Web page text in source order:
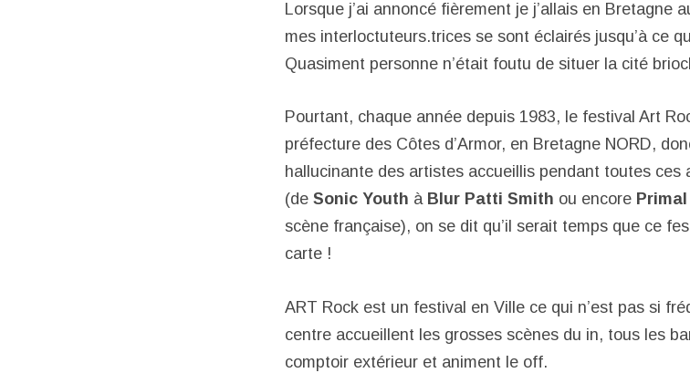
Lorsque j’ai annoncé fièrement je j’allais en Bretagne
mes interloctuteurs.trices se sont éclairés jusqu’à ce
Quasiment personne n’était foutu de situer la cité
Pourtant, chaque année depuis 1983, le festival Art
préfecture des Côtes d’Armor, en Bretagne NORD,
hallucinante des artistes accueillis pendant toutes ces
(de Sonic Youth à Blur Patti Smith ou encore
scène française), on se dit qu’il serait temps que ce
carte !
ART Rock est un festival en Ville ce qui n’est pas si
centre accueillent les grosses scènes du in, tous les
comptoir extérieur et animent le off.